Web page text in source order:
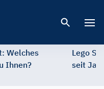
Welches
Ihnen?
Lego
seit